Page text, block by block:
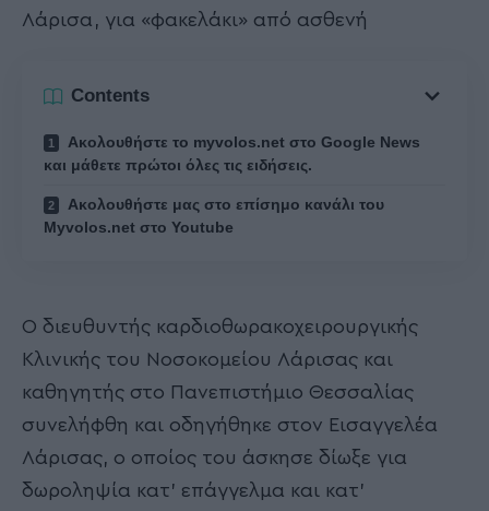
Λάρισα, για «φακελάκι» από ασθενή
Contents
Ακολουθήστε το myvolos.net στο Google News
και μάθετε πρώτοι όλες τις ειδήσεις.
Ακολουθήστε μας στο επίσημο κανάλι του
Myvolos.net στο Youtube
Ο διευθυντής καρδιοθωρακοχειρουργικής
Κλινικής του Νοσοκομείου Λάρισας και
καθηγητής στο Πανεπιστήμιο Θεσσαλίας
συνελήφθη και οδηγήθηκε στον Εισαγγελέα
Λάρισας, ο οποίος του άσκησε δίωξε για
δωροληψία κατ’ επάγγελμα και κατ’